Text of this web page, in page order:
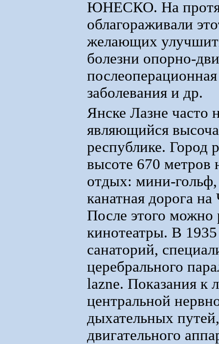
ЮНЕСКО. На
облагораживали
желающих
болезни опорно-
заболевания и др.
Янске Лазне часто
являющийся
республике. Город
высоте 670
отдых: мини-
канатная дорога
После этого можно
кинотеатры. В
санаторий,
церебрального
lazne. Показания к
центральной
дыхательных
двигательного